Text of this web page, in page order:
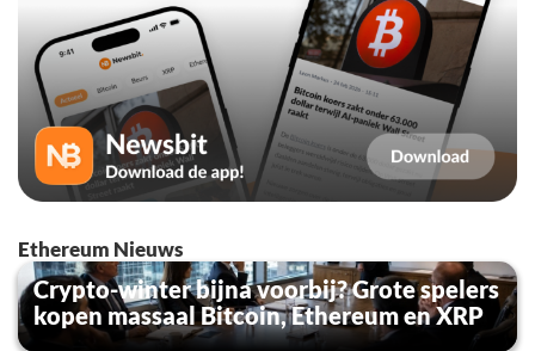
Ethereum Nieuws
Crypto-winter bijna voorbij? Grote spelers
kopen massaal Bitcoin, Ethereum en XRP